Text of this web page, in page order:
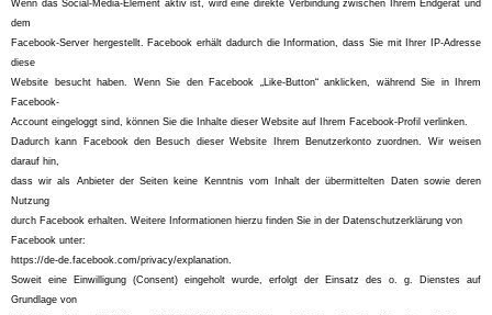
Wenn das Social-Media-Element aktiv ist, wird eine direkte Verbindung zwischen Ihrem Endgerät und
dem
Facebook-Server hergestellt. Facebook erhält dadurch die Information, dass Sie mit Ihrer IP-Adresse
diese
Website besucht haben. Wenn Sie den Facebook „Like-Button“ anklicken, während Sie in Ihrem
Facebook-
Account eingeloggt sind, können Sie die Inhalte dieser Website auf Ihrem Facebook-Profil verlinken.
Dadurch kann Facebook den Besuch dieser Website Ihrem Benutzerkonto zuordnen. Wir weisen
darauf hin,
dass wir als Anbieter der Seiten keine Kenntnis vom Inhalt der übermittelten Daten sowie deren
Nutzung
durch Facebook erhalten. Weitere Informationen hierzu finden Sie in der Datenschutzerklärung von
Facebook unter:
https://de-de.facebook.com/privacy/explanation.
Soweit eine Einwilligung (Consent) eingeholt wurde, erfolgt der Einsatz des o. g. Dienstes auf
Grundlage von